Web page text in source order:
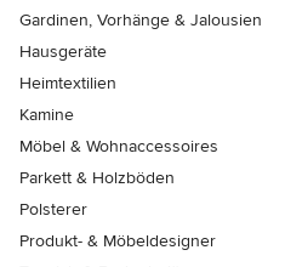
Gardinen, Vorhänge & Jalousien
Hausgeräte
Heimtextilien
Kamine
Möbel & Wohnaccessoires
Parkett & Holzböden
Polsterer
Produkt- & Möbeldesigner